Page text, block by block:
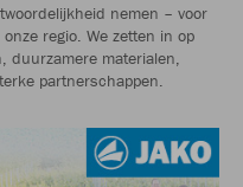
nemen – voor
regio. We zetten in op
duurzamere materialen,
partnerschappen.